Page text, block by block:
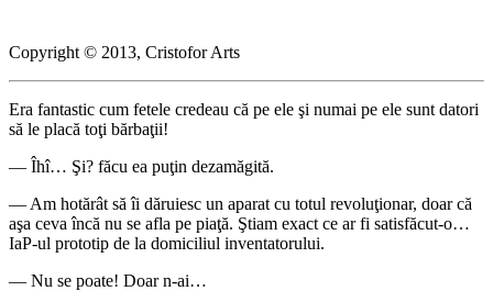
Copyright © 2013, Cristofor Arts
Era fantastic cum fetele credeau că pe ele şi numai pe ele sunt datori
să le placă toţi bărbaţii!
― Îhî… Şi? făcu ea puţin dezamăgită.
― Am hotărât să îi dăruiesc un aparat cu totul revoluţionar, doar că
aşa ceva încă nu se afla pe piaţă. Ştiam exact ce ar fi satisfăcut-o…
IaP-ul prototip de la domiciliul inventatorului.
― Nu se poate! Doar n-ai…